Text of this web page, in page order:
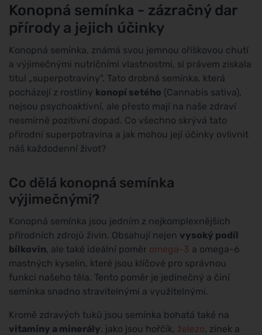
Konopná semínka - zázračný dar
přírody a jejich účinky
Konopná semínka, známá svou jemnou oříškovou chutí
a výjimečnými nutričními vlastnostmi, si právem získala
titul „superpotraviny". Tato drobná semínka, která
pocházejí z rostliny konopí setého (Cannabis sativa),
nejsou psychoaktivní, ale přesto mají na naše zdraví
nesmírně pozitivní dopad. Co všechno skrývá tato
přírodní superpotravina a jak mohou její účinky ovlivnit
náš každodenní život?
Co dělá konopná semínka
výjimečnými?
Konopná semínka jsou jedním z nejkomplexnějších
přírodních zdrojů živin. Obsahují nejen vysoký podíl
bílkovin, ale také ideální poměr omega-3 a omega-6
mastných kyselin, které jsou klíčové pro správnou
funkci našeho těla. Tento poměr je jedinečný a činí
semínka snadno stravitelnými a využitelnými.
Kromě zdravých tuků jsou semínka bohatá také na
vitamíny a minerály, jako jsou hořčík, železo, zinek a